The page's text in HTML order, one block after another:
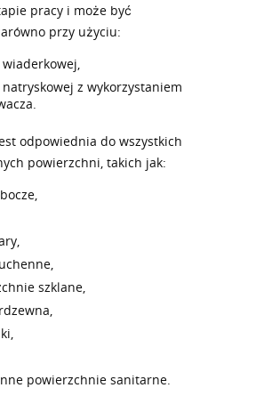
pracy i może być
przy użyciu:
z wykorzystaniem
odpowiednia do wszystkich
powierzchni, takich jak:
szklane,
powierzchnie sanitarne.